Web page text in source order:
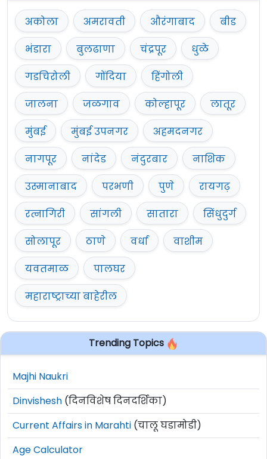
अकोला अमरावती औरंगाबाद
बीड
भंडारा
बुलढाणा चंद्रपूर
धुळे
गडचिरोली
गोंदिया
हिंगोली
जालना
जळगाव कोल्हापूर
लातूर
मुंबई
मुंबई उपनगर
अहमदनगर
नागपूर
नांदेड नंदुरबार
नाशिक
उस्मानाबाद
परभणी पुणे
रायगढ़
रत्नागिरी
सांगली सातारा
सिंधुदुर्ग
सोलापूर
ठाणे वर्धा
वाशीम
यवतमाळ
पालघर
महाराष्ट्राच्या बाहेरील
Trending Topics
Majhi Naukri
Dinvishesh (दिनविशेष दिनदर्शिका)
Current Affairs in Marahti (चालू घडामोडी)
Age Calculator